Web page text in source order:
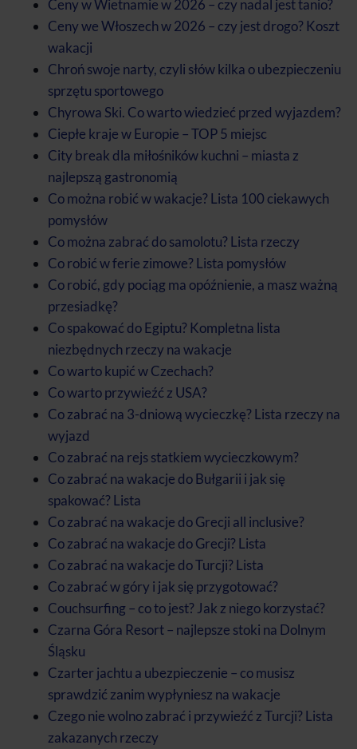
Ceny w Wietnamie w 2026 – czy nadal jest tanio?
Ceny we Włoszech w 2026 – czy jest drogo? Koszt
wakacji
Chroń swoje narty, czyli słów kilka o ubezpieczeniu
sprzętu sportowego
Chyrowa Ski. Co warto wiedzieć przed wyjazdem?
Ciepłe kraje w Europie – TOP 5 miejsc
City break dla miłośników kuchni – miasta z
najlepszą gastronomią
Co można robić w wakacje? Lista 100 ciekawych
pomysłów
Co można zabrać do samolotu? Lista rzeczy
Co robić w ferie zimowe? Lista pomysłów
Co robić, gdy pociąg ma opóźnienie, a masz ważną
przesiadkę?
Co spakować do Egiptu? Kompletna lista
niezbędnych rzeczy na wakacje
Co warto kupić w Czechach?
Co warto przywieźć z USA?
Co zabrać na 3-dniową wycieczkę? Lista rzeczy na
wyjazd
Co zabrać na rejs statkiem wycieczkowym?
Co zabrać na wakacje do Bułgarii i jak się
spakować? Lista
Co zabrać na wakacje do Grecji all inclusive?
Co zabrać na wakacje do Grecji? Lista
Co zabrać na wakacje do Turcji? Lista
Co zabrać w góry i jak się przygotować?
Couchsurfing – co to jest? Jak z niego korzystać?
Czarna Góra Resort – najlepsze stoki na Dolnym
Śląsku
Czarter jachtu a ubezpieczenie – co musisz
sprawdzić zanim wypłyniesz na wakacje
Czego nie wolno zabrać i przywieźć z Turcji? Lista
zakazanych rzeczy